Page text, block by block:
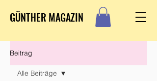
GÜNTHER MAGAZIN
Beitrag
Alle Beiträge